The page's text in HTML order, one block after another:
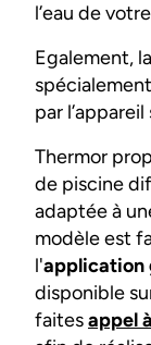
l’eau de
Egalement,
par
Thermor
de piscine
adaptée à
modèle est
l'application
disponible
faitesappel